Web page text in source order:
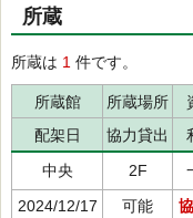
所蔵
所蔵は 1 件です。
所蔵館 所蔵場所
配架日
協力貸出
中央
2F
2024/12/17
可能